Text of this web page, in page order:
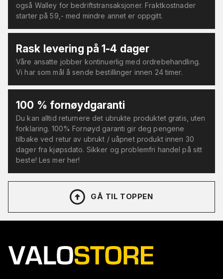
også Walley for bedriftstransaksjoner. Fraktkostnader
starter på 59,- med mindre annet er oppgitt.
Rask levering på 1-4 dager
Våre ansatte jobber kontinuerlig med ordrebehandling.
Vi har som mål å sende bestillinger innen 24 timer.
100 % fornøydgaranti
Du kan alltid returnere det ubrukte produktet gratis, uten
forklaring. 100% Fornøyd garanti gir deg pengene
tilbake ved retur av ubrukt / uåpnet produkt innen 30
dager fra kjøpsdato. Sikker og problemfri handel på sitt
beste! Les mer her!
GÅ TIL TOPPEN